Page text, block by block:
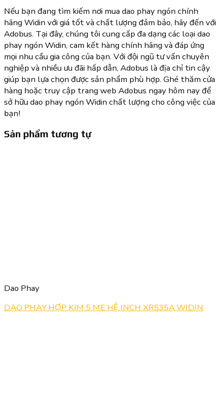
Nếu bạn đang tìm kiếm nơi mua dao phay ngón chính
hãng Widin với giá tốt và chất lượng đảm bảo, hãy đến với
Adobus. Tại đây, chúng tôi cung cấp đa dạng các loại dao
phay ngón Widin, cam kết hàng chính hãng và đáp ứng
mọi nhu cầu gia công của bạn. Với đội ngũ tư vấn chuyên
nghiệp và nhiều ưu đãi hấp dẫn, Adobus là địa chỉ tin cậy
giúp bạn lựa chọn được sản phẩm phù hợp. Ghé thăm cửa
hàng hoặc truy cập trang web Adobus ngay hôm nay để
sở hữu dao phay ngón Widin chất lượng cho công việc của
bạn!
Sản phẩm tương tự
Dao Phay
DAO PHAY HỢP KIM 5 ME HỆ INCH XR535A WIDIN